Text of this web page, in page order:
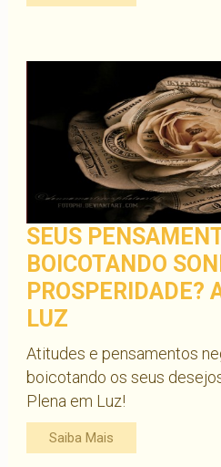
SEUS
BOICOTANDO
PROSPERIDADE?
LUZ
Atitudes e pensamentos
boicotando os seus
Plena em Luz!
Saiba Mais